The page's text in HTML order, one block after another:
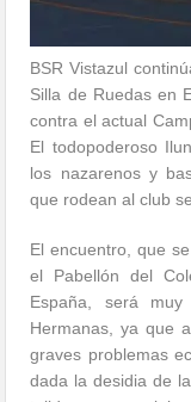
BSR Vistazul
Silla de Ruedas en
contra el actual
El todopoderoso
los nazarenos y
que rodean al club
El encuentro, que
el Pabellón del
España, será
Hermanas, ya que
graves problemas
dada la desidia de